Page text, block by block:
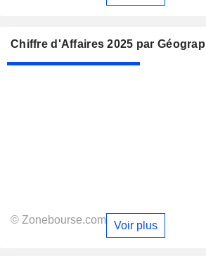
Chiffre d'Affaires 2025 par
© Zonebourse.com Voir plus